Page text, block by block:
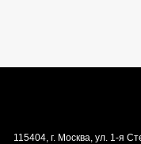
115404, г. Москва, ул. 1-я